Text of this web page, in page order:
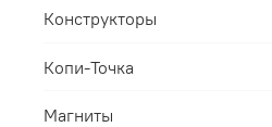
Конструкторы
Копи-Точка
Магниты